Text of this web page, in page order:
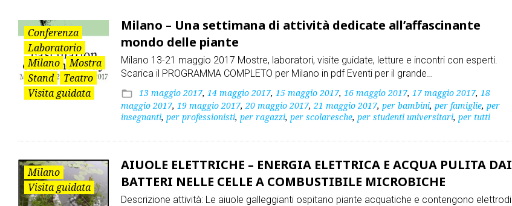
Conferenza
Laboratorio
Milano
Mostra
Stand
Teatro
Visita guidata
Milano – Una settimana di attività dedicate all’affascinante
mondo delle piante
Milano 13-21 maggio 2017 Mostre, laboratori, visite guidate, letture e incontri con esperti.
Scarica il PROGRAMMA COMPLETO per Milano in pdf Eventi per il grande…
folder_open 13 maggio 2017, 14 maggio 2017, 15 maggio 2017, 16 maggio 2017, 17 maggio 2017, 18
maggio 2017, 19 maggio 2017,20 maggio 2017,21 maggio 2017, per bambini, per famiglie, per
insegnanti, per professionisti, per ragazzi, per scolaresche, per studenti universitari, per tutti
Milano
Visita guidata
AIUOLE ELETTRICHE – ENERGIA ELETTRICA E ACQUA PULITA DAI
BATTERI NELLE CELLE A COMBUSTIBILE MICROBICHE
Descrizione attività: Le aiuole galleggianti ospitano piante acquatiche e contengono elettrodi